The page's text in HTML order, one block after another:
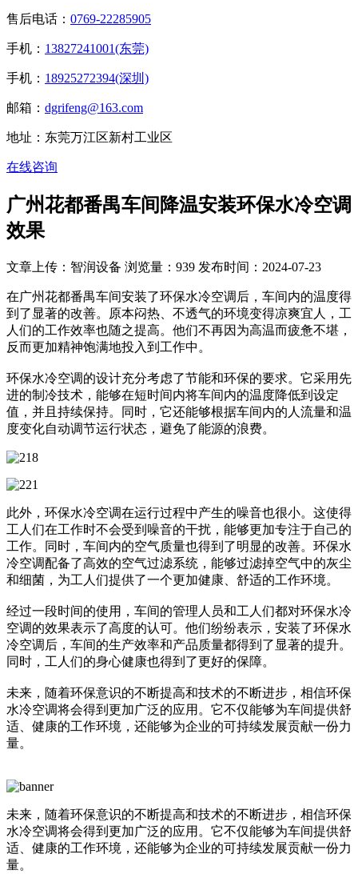
售后电话： 0769-22285905
手机： 13827241001(东莞)
手机： 18925272394(深圳)
邮箱： dgrifeng@163.com
地址：东莞万江区新村工业区
在线咨询
广州花都番禺车间降温安装环保水冷空调
效果
文章上传：智润设备 浏览量：939 发布时间：2024-07-23
在广州花都番禺车间安装了环保水冷空调后，车间内的温度得
到了显著的改善。原本闷热、不透气的环境变得凉爽宜人，工
人们的工作效率也随之提高。他们不再因为高温而疲惫不堪，
反而更加精神饱满地投入到工作中。
环保水冷空调的设计充分考虑了节能和环保的要求。它采用先
进的制冷技术，能够在短时间内将车间内的温度降低到设定
值，并且持续保持。同时，它还能够根据车间内的人流量和温
度变化自动调节运行状态，避免了能源的浪费。
此外，环保水冷空调在运行过程中产生的噪音也很小。这使得
工人们在工作时不会受到噪音的干扰，能够更加专注于自己的
工作。同时，车间内的空气质量也得到了明显的改善。环保水
冷空调配备了高效的空气过滤系统，能够过滤掉空气中的灰尘
和细菌，为工人们提供了一个更加健康、舒适的工作环境。
经过一段时间的使用，车间的管理人员和工人们都对环保水冷
空调的效果表示了高度的认可。他们纷纷表示，安装了环保水
冷空调后，车间的生产效率和产品质量都得到了显著的提升。
同时，工人们的身心健康也得到了更好的保障。
未来，随着环保意识的不断提高和技术的不断进步，相信环保
水冷空调将会得到更加广泛的应用。它不仅能够为车间提供舒
适、健康的工作环境，还能够为企业的可持续发展贡献一份力
量。
未来，随着环保意识的不断提高和技术的不断进步，相信环保
水冷空调将会得到更加广泛的应用。它不仅能够为车间提供舒
适、健康的工作环境，还能够为企业的可持续发展贡献一份力
量。